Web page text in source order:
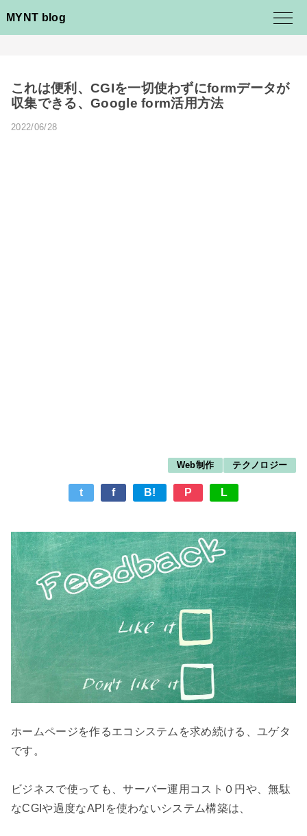
MYNT blog
これは便利、CGIを一切使わずにformデータが
収集できる、Google form活用方法
2022/06/28
Web制作 テクノロジー
t f B! P L
ホームページを作るエコシステムを求め続ける、ユゲタ
です。
ビジネスで使っても、サーバー運用コスト０円や、無駄
なCGIや過度なAPIを使わないシステム構築は、